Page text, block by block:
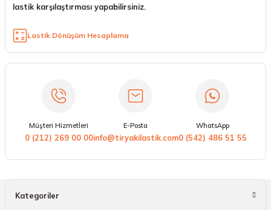
lastik karşılaştırması yapabilirsiniz.
Lastik Dönüşüm Hesaplama
Müşteri Hizmetleri
0 (212) 269 00 00
E-Posta
info@tiryakilastik.com
WhatsApp
0 (542) 486 51 55
Kategoriler